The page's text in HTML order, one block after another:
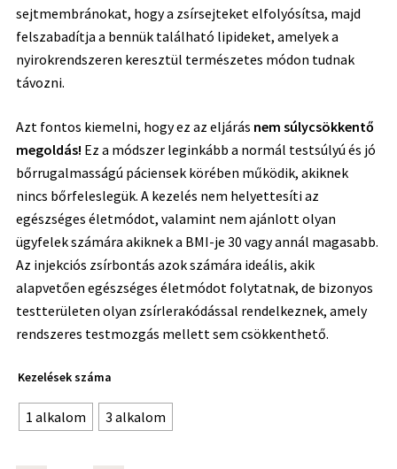
sejtmembránokat, hogy a zsírsejteket elfolyósítsa, majd
felszabadítja a bennük található lipideket, amelyek a
nyirokrendszeren keresztül természetes módon tudnak
távozni.
Azt fontos kiemelni, hogy ez az eljárás nem súlycsökkentő
megoldás! Ez a módszer leginkább a normál testsúlyú és jó
bőrrugalmasságú páciensek körében működik, akiknek
nincs bőrfeleslegük. A kezelés nem helyettesíti az
egészséges életmódot, valamint nem ajánlott olyan
ügyfelek számára akiknek a BMI-je 30 vagy annál magasabb.
Az injekciós zsírbontás azok számára ideális, akik
alapvetően egészséges életmódot folytatnak, de bizonyos
testterületen olyan zsírlerakódással rendelkeznek, amely
rendszeres testmozgás mellett sem csökkenthető.
Kezelések száma
1 alkalom 3 alkalom